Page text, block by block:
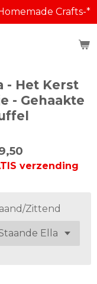
Crafts-*
- Het Kerst
- Gehaakte
verzending
Zittend